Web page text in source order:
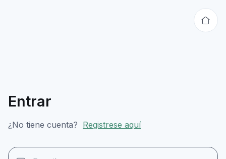
Entrar
¿No tiene cuenta? Registrese aquí